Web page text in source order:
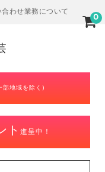
わせ業務について
部地域を除く)
ト 進呈中！
0